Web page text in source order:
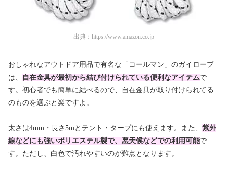
出典： https://www.amazon.co.jp
おしゃれなアウトドア用品で有名な「コールマン」のガイロープ
は、
自在金具が最初から結び付けられている便利なアイテムで
す。初心者でも簡単に結べるので、自在金具が取り付けられてる
のものを選ぶと楽ですよ。
太さは4mm・長さ5mとテント・タープにも使えます。また、 紫外
線などにも強いポリエステル製で、悪天候などでの利用可能で
す。ただし、白色で汚れやすいのが難点となります。